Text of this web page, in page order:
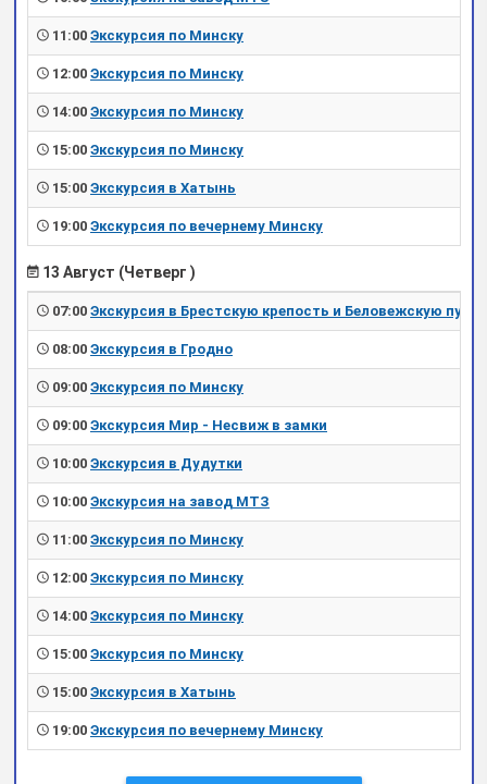
11:00 Экскурсия по Минску
12:00 Экскурсия по Минску
14:00 Экскурсия по Минску
15:00 Экскурсия по Минску
15:00 Экскурсия в Хатынь
19:00 Экскурсия по вечернему Минску
13 Август (Четверг )
07:00 Экскурсия в Брестскую крепость и Беловежскую пущу
08:00 Экскурсия в Гродно
09:00 Экскурсия по Минску
09:00 Экскурсия Мир - Несвиж в замки
10:00 Экскурсия в Дудутки
10:00 Экскурсия на завод МТЗ
11:00 Экскурсия по Минску
12:00 Экскурсия по Минску
14:00 Экскурсия по Минску
15:00 Экскурсия по Минску
15:00 Экскурсия в Хатынь
19:00 Экскурсия по вечернему Минску